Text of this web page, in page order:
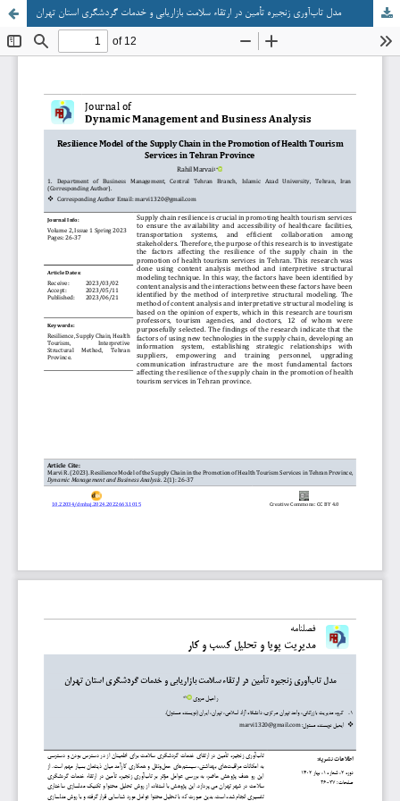
مدل تاب‌آوری زنجیره تأمین در ارتقاء سلامت بازاریابی و خدمات گردشگری استان تهران